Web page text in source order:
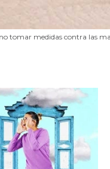
tomar medidas contra las